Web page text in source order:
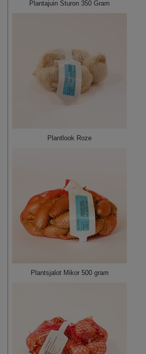
Plantajuin Sturon 350 Gram
Plantlook Roze
Plantsjalot Mikor 500 gram